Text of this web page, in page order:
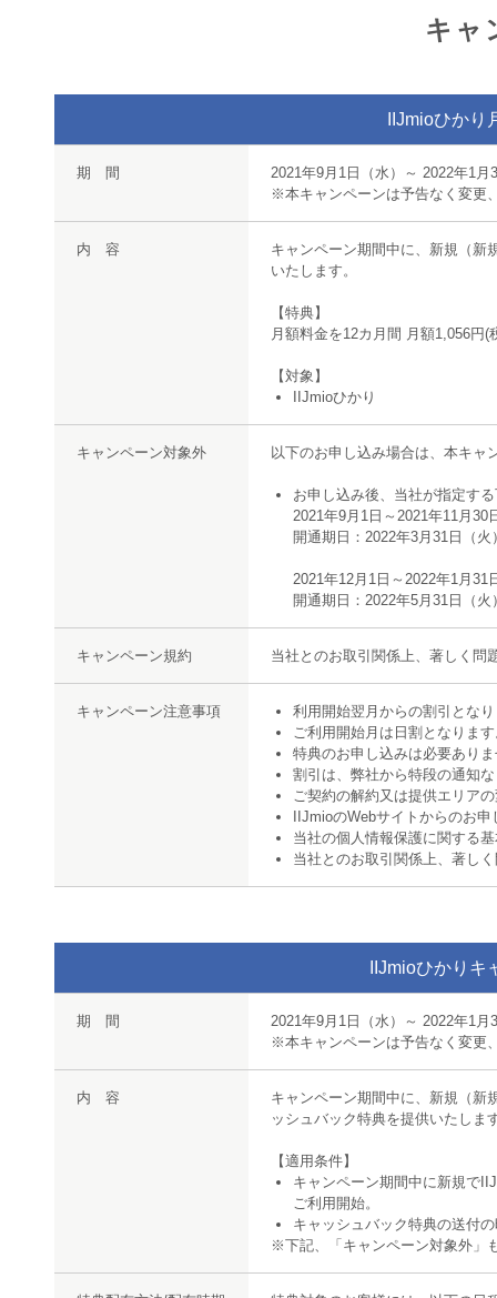
キャ
IIJmioひか
期 間
2021年9月1日（水）～ 2022年1月
※本キャンペーンは予告なく変更
内 容
キャンペーン期間中に、新規（新
いたします。
【特典】
月額料金を12カ月間 月額1,056円
【対象】
IIJmioひかり
キャンペーン対象外 以下のお申し込み場合は、本キャ
お申し込み後、当社が指定す
2021年9月1日～2021年11月30
開通期日：2022年3月31日（火
2021年12月1日～2022年1月31
開通期日：2022年5月31日（火
キャンペーン規約 当社とのお取引関係上、著しく問
キャンペーン注意事項
利用開始翌月からの割引とな
ご利用開始月は日割となります
特典のお申し込みは必要あり
割引は、弊社から特段の通知
ご契約の解約又は提供エリア
IIJmioのWebサイトからのお
当社の個人情報保護に関する
当社とのお取引関係上、著し
IIJmioひかり
期 間
2021年9月1日（水）～ 2022年1月
※本キャンペーンは予告なく変更
内 容
キャンペーン期間中に、新規（新
ッシュバック特典を提供いたしま
【適用条件】
キャンペーン期間中に新規で
ご利用開始。
キャッシュバック特典の送付
※下記、「キャンペーン対象外」